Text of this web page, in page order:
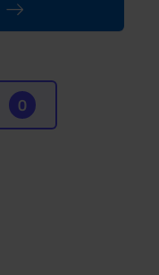
0